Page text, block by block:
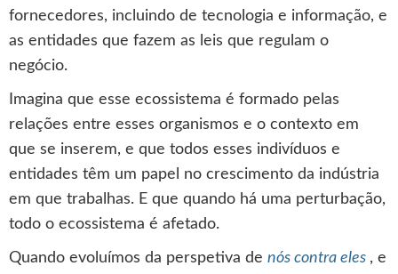
fornecedores, incluindo de tecnologia e informação, e
as entidades que fazem as leis que regulam o
negócio.
Imagina que esse ecossistema é formado pelas
relações entre esses organismos e o contexto em
que se inserem, e que todos esses indivíduos e
entidades têm um papel no crescimento da indústria
em que trabalhas. E que quando há uma perturbação,
todo o ecossistema é afetado.
Quando evoluímos da perspetiva de nós contra eles , e